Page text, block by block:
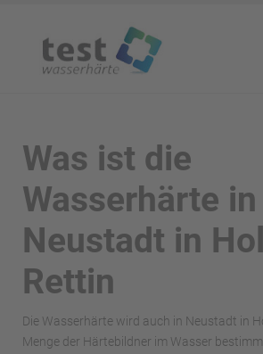
Was ist die
Wasserhärte
Neustadt in
Rettin
Die Wasserhärte wird auch in Neustadt in
Menge der Härtebildner im Wasser